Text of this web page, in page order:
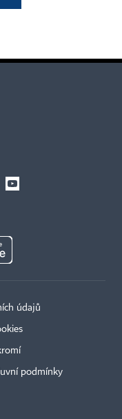
údajů
podmínky